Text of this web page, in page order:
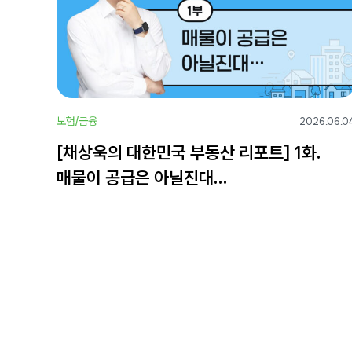
보험/금융
[채상욱의 대한민국 부동산 리포트] 1화.
매물이 공급은 아닐진대…